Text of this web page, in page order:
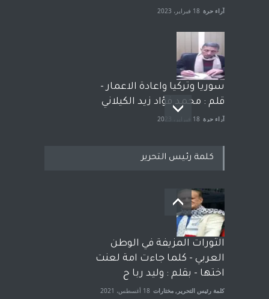
آراء حرة 18 فبراير، 2023
سوريا وتركيا واعادة الاعمار -
قلم : محمد فؤاد زيد الكيلاني
آراء حرة 18 فبراير، 2023
بعد معارك قضائية طاحنة كتب
وترافع فيها بنفسه مرة اخرى..
الشيخ طارق يوسف يقهر
الحكومة الأمريكية ، فأعطوه
الجنسية عن يد وهم صاغرون،
آراء حرة مختارات 7 أبريل، 2023
كلمة رئيس التحرير
الثورات المزيفة في الوطن
العربي - كلما جاءت امة لعنت
اختها - بقلم : وليد ربا ح
كلمة رئيس التحرير , مختارات 18 أغسطس، 2021